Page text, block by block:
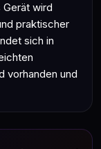
Gerät wird
praktischer
sich in
vorhanden und